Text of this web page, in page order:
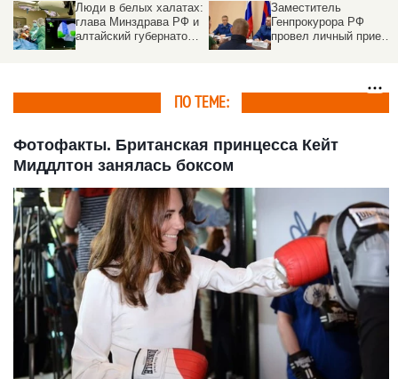
Люди в белых халатах:
глава Минздрава РФ и
алтайский губернатор
Заместитель
Генпрокурора РФ
провел личный прием
ПО ТЕМЕ:
Фотофакты. Британская принцесса Кейт
Миддлтон занялась боксом